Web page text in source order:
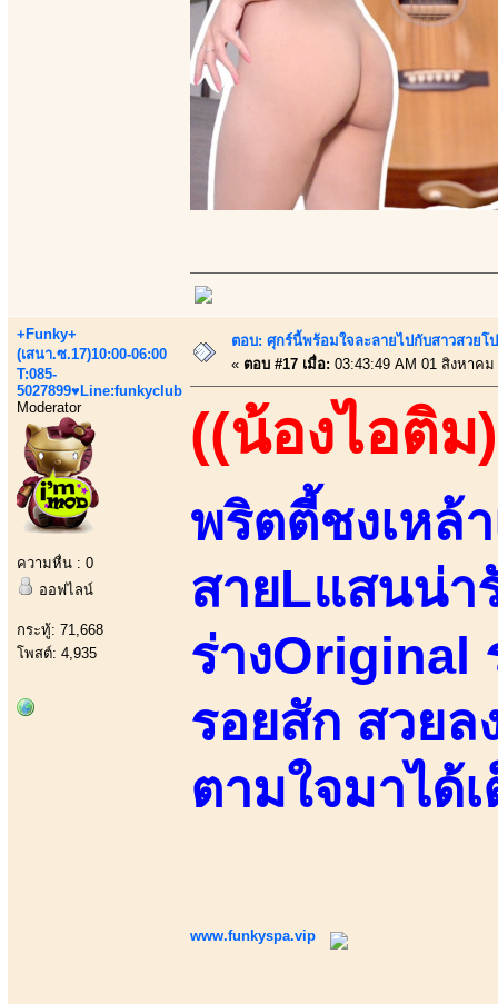
+Funky+
(เสนา.ซ.17)10:00-06:00
T:085-
5027899♥Line:funkyclub
Moderator
ความหื่น : 0
ออฟไลน์
กระทู้: 71,668
โพสต์: 4,935
ตอบ: ศุกร์นี้พร้อมใจละลายไปกับสาวสวย
« ตอบ #17 เมื่อ: 03:43:49 AM 01 สิงหาคม
((น้องไอติม
พริตตี้ชงเหล้
สายLแสนน่า
ร่างOriginal
รอยสัก สวย
ตามใจมาได้
www.funkyspa.vip